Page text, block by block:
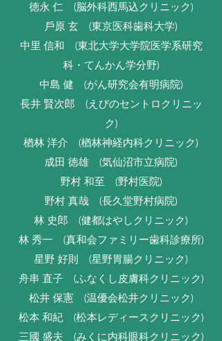
徳永 仁 (脳外科⻄馬込クリニック)
戶原 玄 (東京医科⻭科大学)
中里 信和 (東北大学大学院医学系研究
科・てんかん学分野)
中島 健 (がん研究会有明病院)
⻑井 賢次郎 (えびのセントロクリニッ
ク)
楢林 洋介 (楢林神経内科クリニック)
成田 徳雄 (気仙沼市立病院)
野村 和至 (野村医院)
野村 真哉 (⻑久堂野村病院)
林 史郎 (健都はやしクリニック)
林 秀一 (真和会ファミリー⻭科診療所)
星野 好則 (星野胃腸クリニック)
舟串 直子 (ふなくし皮膚科クリニック)
松井 保憲 (温優会松井クリニック)
松本 和紀 (松本レディースクリニック)
三國 盛夫 (みくに内科眼科クリニック)